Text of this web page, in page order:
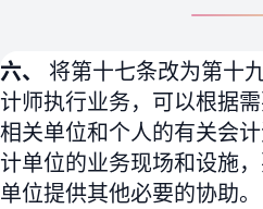
六、 将第十七条改为第十
计师执行业务，可以根据
相关单位和个人的有关会
计单位的业务现场和设施
单位提供其他必要的协助。